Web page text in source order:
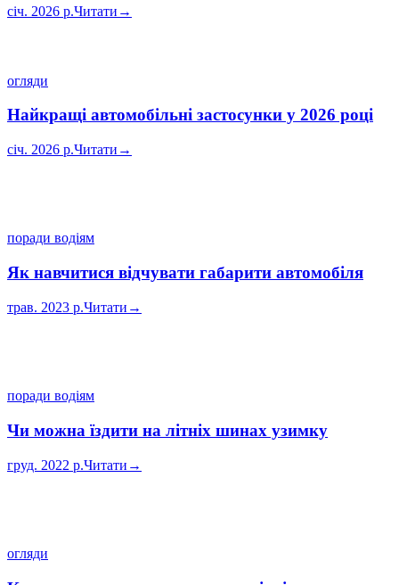
січ. 2026 р.Читати →
огляди
Найкращі автомобільні застосунки у 2026 році
січ. 2026 р.Читати →
поради водіям
Як навчитися відчувати габарити автомобіля
трав. 2023 р.Читати →
поради водіям
Чи можна їздити на літніх шинах узимку
груд. 2022 р.Читати →
огляди